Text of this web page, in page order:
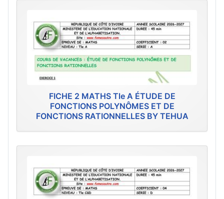
FICHE 2 MATHS Tle A ÉTUDE DE
FONCTIONS POLYNÔMES ET DE
FONCTIONS RATIONNELLES BY TEHUA